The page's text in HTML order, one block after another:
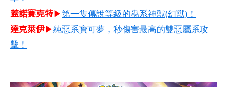
蓋諾賽克特▶第一隻傳說等級的蟲系神獸(幻獸)！
達克萊伊▶純惡系寶可夢，秒傷害最高的雙惡屬系攻
擊！